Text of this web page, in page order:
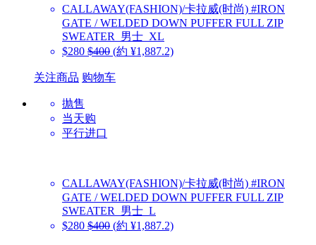
CALLAWAY(FASHION)/卡拉威(时尚) #IRON
GATE / WELDED DOWN PUFFER FULL ZIP
SWEATER_男士_XL
$280 $400 (約 ¥1,887.2)
关注商品 购物车
抛售
当天购
平行进口
CALLAWAY(FASHION)/卡拉威(时尚) #IRON
GATE / WELDED DOWN PUFFER FULL ZIP
SWEATER_男士_L
$280 $400 (約 ¥1,887.2)